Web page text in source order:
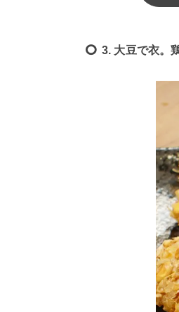
3. 大豆で衣。